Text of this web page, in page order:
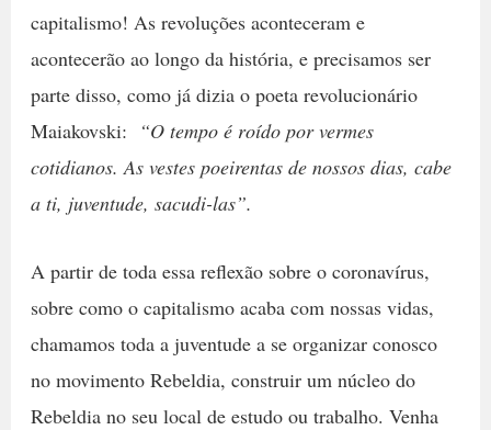
capitalismo! As revoluções aconteceram e
acontecerão ao longo da história, e precisamos ser
parte disso, como já dizia o poeta revolucionário
Maiakovski:
“O tempo é roído por vermes
cotidianos. As vestes poeirentas de nossos dias, cabe
a ti, juventude, sacudi-las”.
A partir de toda essa reflexão sobre o coronavírus,
sobre como o capitalismo acaba com nossas vidas,
chamamos toda a juventude a se organizar conosco
no movimento Rebeldia, construir um núcleo do
Rebeldia no seu local de estudo ou trabalho. Venha